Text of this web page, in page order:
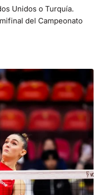
Unidos o Turquía.
del Campeonato